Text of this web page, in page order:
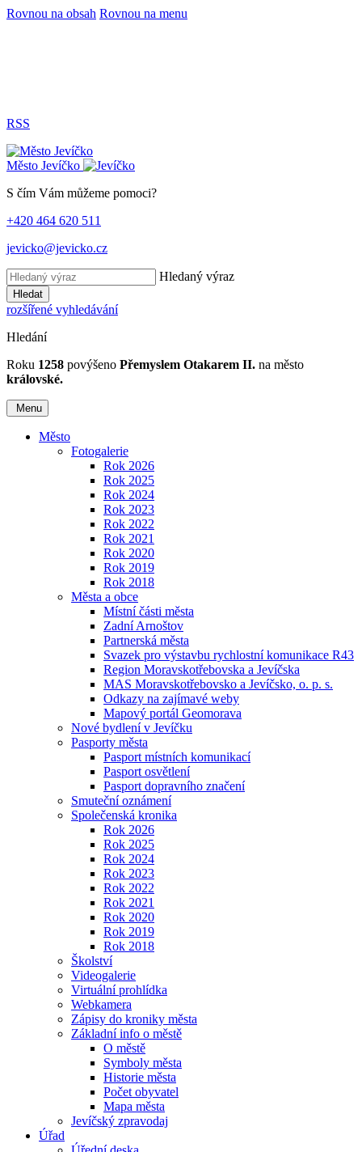
Rovnou na obsah Rovnou na menu
RSS
Město Jevíčko
S čím Vám můžeme pomoci?
+420 464 620 511
jevicko@jevicko.cz
Hledaný výraz
Hledat
rozšířené vyhledávání
Hledání
Roku 1258 povýšeno Přemyslem Otakarem II. na město
královské.
Menu
Město
Fotogalerie
Rok 2026
Rok 2025
Rok 2024
Rok 2023
Rok 2022
Rok 2021
Rok 2020
Rok 2019
Rok 2018
Města a obce
Místní části města
Zadní Arnoštov
Partnerská města
Svazek pro výstavbu rychlostní komunikace R43
Region Moravskotřebovska a Jevíčska
MAS Moravskotřebovsko a Jevíčsko, o. p. s.
Odkazy na zajímavé weby
Mapový portál Geomorava
Nové bydlení v Jevíčku
Pasporty města
Pasport místních komunikací
Pasport osvětlení
Pasport dopravního značení
Smuteční oznámení
Společenská kronika
Rok 2026
Rok 2025
Rok 2024
Rok 2023
Rok 2022
Rok 2021
Rok 2020
Rok 2019
Rok 2018
Školství
Videogalerie
Virtuální prohlídka
Webkamera
Zápisy do kroniky města
Základní info o městě
O městě
Symboly města
Historie města
Počet obyvatel
Mapa města
Jevíčský zpravodaj
Úřad